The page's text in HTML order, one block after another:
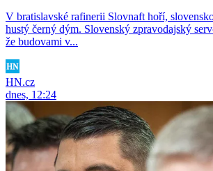
V bratislavské rafinerii Slovnaft hoří,
hustý černý dým. Slovenský zpravodajský
že budovami v...
HN.cz
dnes, 12:24